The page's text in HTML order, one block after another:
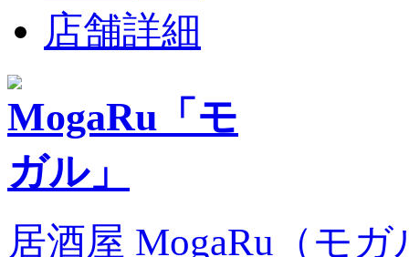
店舗詳細
居酒屋 MogaRu（モ